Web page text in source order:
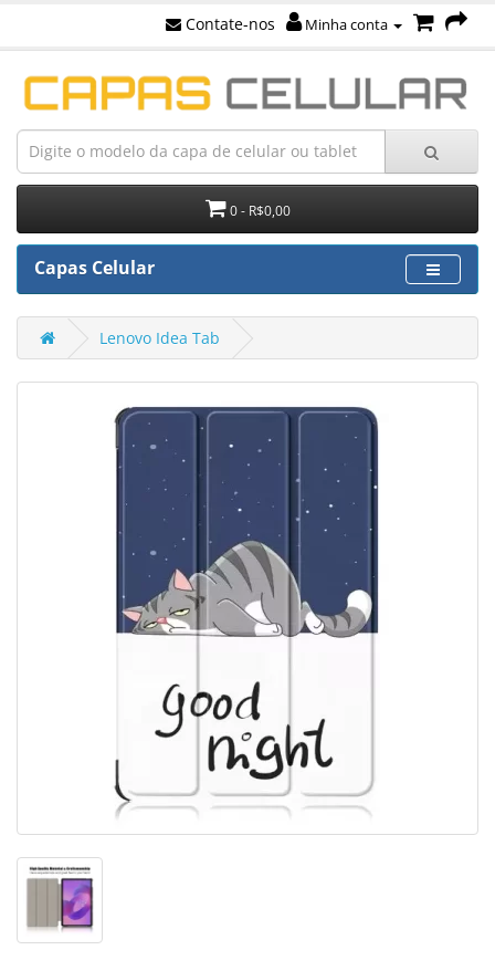
Contate-nos Minha conta
0 - R$0,00
Capas Celular
Lenovo Idea Tab